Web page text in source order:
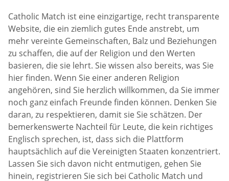
Catholic Match ist eine einzigartige, recht transparente
Website, die ein ziemlich gutes Ende anstrebt, um
mehr vereinte Gemeinschaften, Balz und Beziehungen
zu schaffen, die auf der Religion und den Werten
basieren, die sie lehrt. Sie wissen also bereits, was Sie
hier finden. Wenn Sie einer anderen Religion
angehören, sind Sie herzlich willkommen, da Sie immer
noch ganz einfach Freunde finden können. Denken Sie
daran, zu respektieren, damit sie Sie schätzen. Der
bemerkenswerte Nachteil für Leute, die kein richtiges
Englisch sprechen, ist, dass sich die Plattform
hauptsächlich auf die Vereinigten Staaten konzentriert.
Lassen Sie sich davon nicht entmutigen, gehen Sie
hinein, registrieren Sie sich bei Catholic Match und